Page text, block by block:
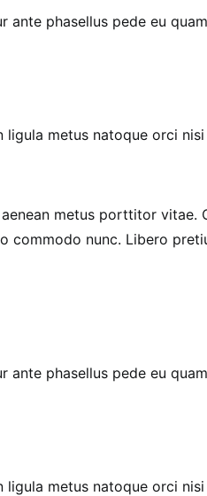
ante phasellus pede eu
ligula metus natoque orci nisi
metus porttitor vitae.
commodo nunc. Libero
ante phasellus pede eu
ligula metus natoque orci nisi